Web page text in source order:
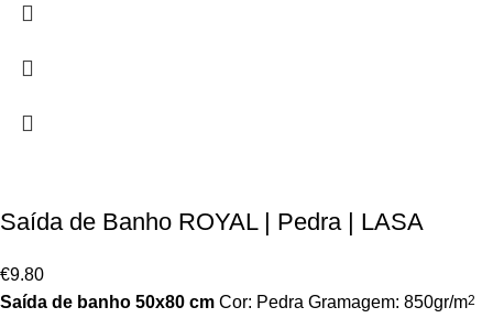
Saída de Banho ROYAL | Pedra | LASA
€9.80
Saída de banho 50x80 cm Cor: Pedra Gramagem: 850gr/m2